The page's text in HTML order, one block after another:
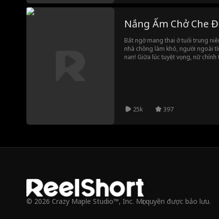
Nắng Ấm Chở Che
Bất ngờ mang thai ở tuổi trung
nhà chồng làm khó, người ngoài
nan! Giữa lúc tuyệt vọng, nữ
25k 397
© 2026 Crazy Maple Studio™, Inc. Mọi quyền được bảo lưu.